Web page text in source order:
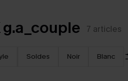
7 articles
Soldes Noir Blanc